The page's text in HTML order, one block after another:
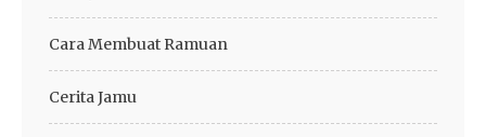
Cara Membuat Ramuan
Cerita Jamu